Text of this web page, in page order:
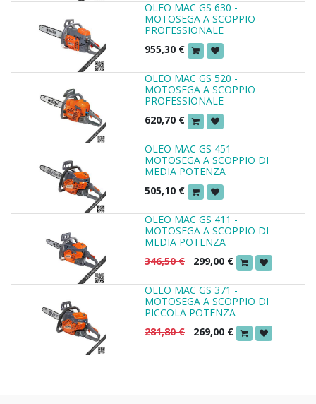
OLEO MAC GS 630 -
MOTOSEGA A SCOPPIO
PROFESSIONALE
955,30 €
OLEO MAC GS 520 -
MOTOSEGA A SCOPPIO
PROFESSIONALE
620,70 €
OLEO MAC GS 451 -
MOTOSEGA A SCOPPIO DI
MEDIA POTENZA
505,10 €
OLEO MAC GS 411 -
MOTOSEGA A SCOPPIO DI
MEDIA POTENZA
346,50€ 299,00 €
OLEO MAC GS 371 -
MOTOSEGA A SCOPPIO DI
PICCOLA POTENZA
281,80€ 269,00 €